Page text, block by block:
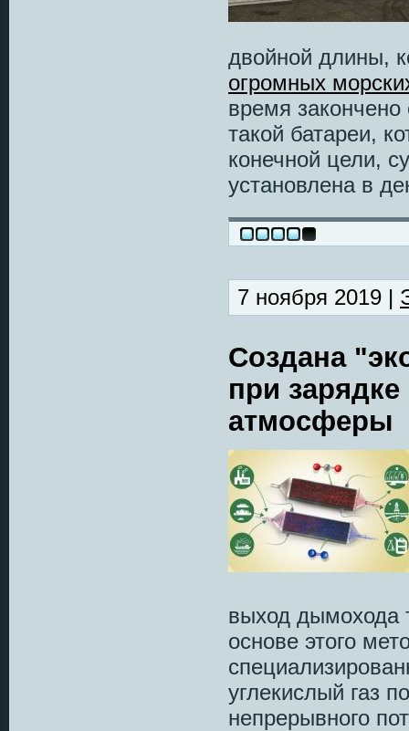
двойной длины,
огромных
время закончено
такой батареи,
конечной цели,
установлена в
7 ноября 2019 |
Создана
при
атмосферы
выход дымохода
основе этого
углекислый газ
непрерывного